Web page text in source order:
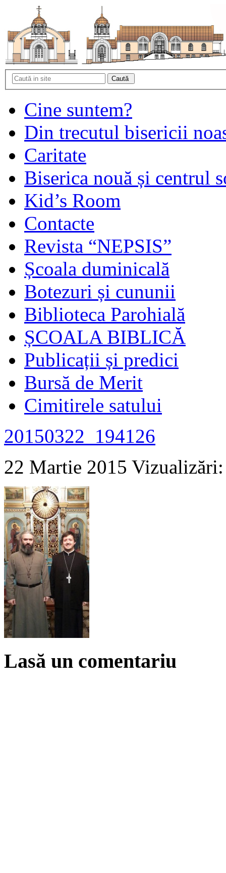
Cine suntem?
Din trecutul bisericii
Caritate
Biserica nouă și centrul
Kid’s Room
Contacte
Revista “NEPSIS”
Școala duminicală
Botezuri și cununii
Biblioteca Parohială
ȘCOALA BIBLICĂ
Publicații și predici
Bursă de Merit
Cimitirele satului
20150322_194126
22 Martie 2015
Lasă un comentariu